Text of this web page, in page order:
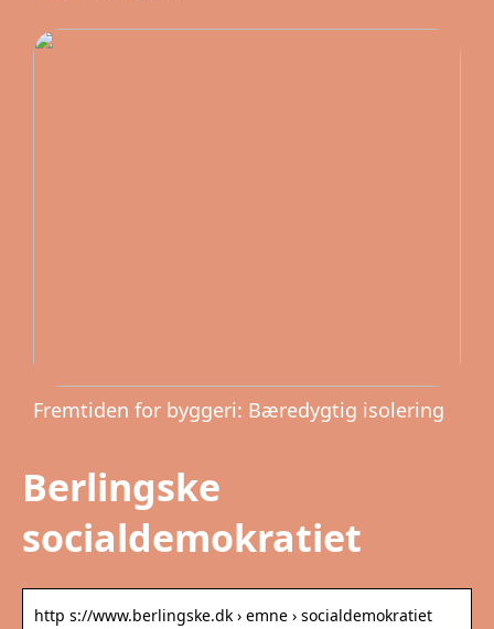
Fremtiden for byggeri: Bæredygtig isolering
Berlingske
socialdemokratiet
http s://www.berlingske.dk › emne › socialdemokratiet